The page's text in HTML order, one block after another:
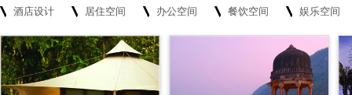
酒店设计 居住空间 办公空间 餐饮空间 娱乐空间